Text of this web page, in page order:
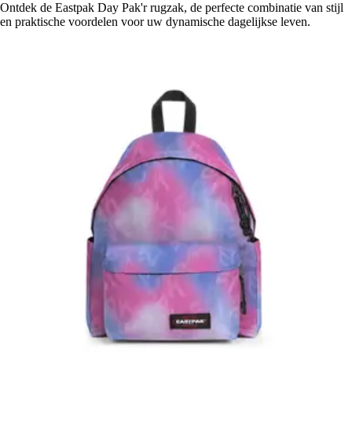
Ontdek de Eastpak Day Pak'r rugzak, de perfecte combinatie van stijl
en praktische voordelen voor uw dynamische dagelijkse leven.